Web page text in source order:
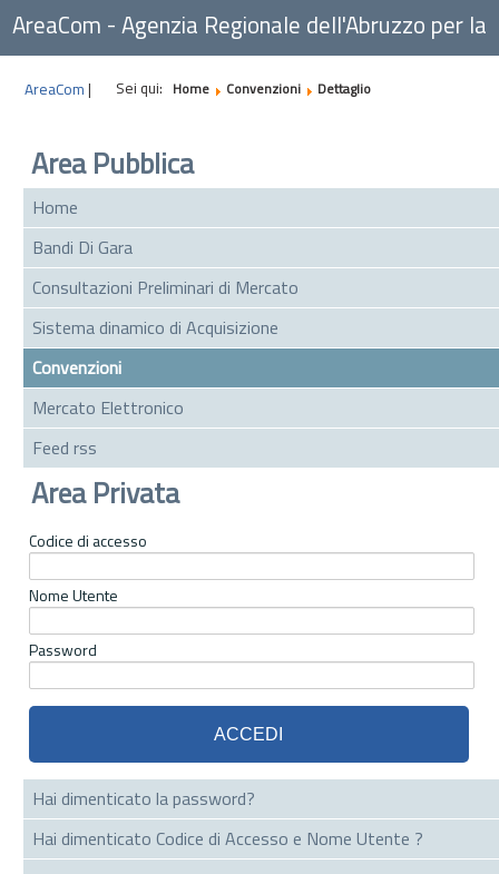
AreaCom - Agenzia Regionale dell'Abruzzo per la
Committenza
AreaCom | Sei qui: Home Convenzioni Dettaglio
Area Pubblica
Home
Bandi Di Gara
Consultazioni Preliminari di Mercato
Sistema dinamico di Acquisizione
Convenzioni
Mercato Elettronico
Feed rss
Area Privata
Codice di accesso
Nome Utente
Password
Hai dimenticato la password?
Hai dimenticato Codice di Accesso e Nome Utente ?